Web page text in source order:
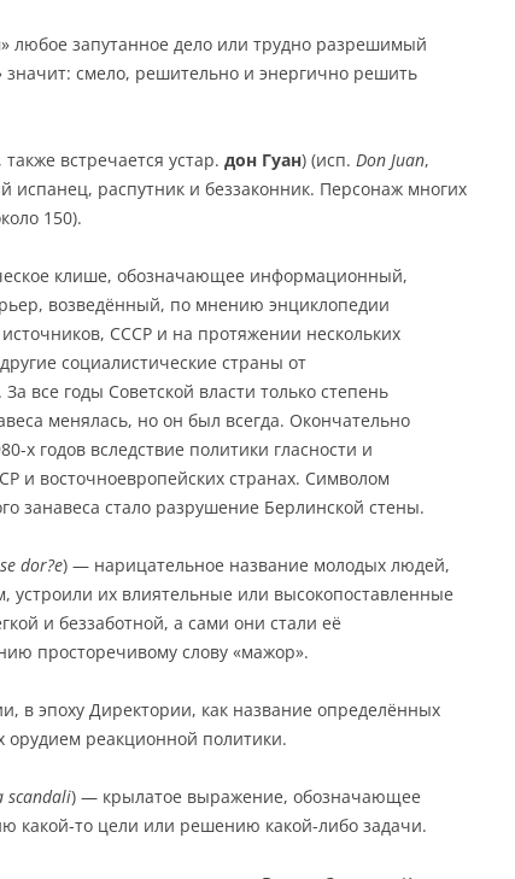
любое запутанное дело или трудно разрешимый
значит: смело, решительно и энергично решить
, также встречается устар. дон Гуан) (исп. Don Juan,
испанец, распутник и беззаконник. Персонаж многих
150).
клише, обозначающее информационный,
возведённый, по мнению энциклопедии
СССР и на протяжении нескольких
социалистические страны от
все годы Советской власти только степень
менялась, но он был всегда. Окончательно
х годов вследствие политики гласности и
и восточноевропейских странах. Символом
занавеса стало разрушение Берлинской стены.
dor?e) — нарицательное название молодых людей,
их влиятельные или высокопоставленные
и беззаботной, а сами они стали её
просторечивому слову «мажор».
в эпоху Директории, как название определённых
реакционной политики.
scandali) — крылатое выражение, обозначающее
какой-то цели или решению какой-либо задачи.